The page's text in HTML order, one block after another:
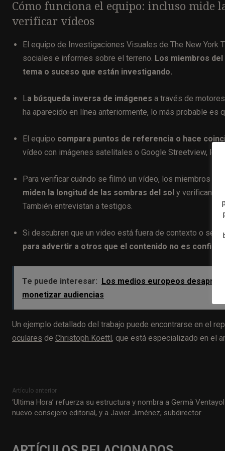
Cómo funciona el equipo: incluso mide
verificar vídeos
El equipo de Investigaciones Visuales de The New
sociales e informes sobre el terreno. Los miembros
tema o suceso que están investigando.
La búsqueda inversa de imágenes a través de
ha aparecido en línea anteriormente, lo más probable es
El equipo compara puntos de referencia o hace
vídeo con imágenes satelitales o Google Streetview, lo
Para verificar cuándo se filmó un vídeo, los miembros
miden la longitud de las sombras del sol y verifican
También entrevistan a testigos.
Si descubren que un video está fuera de contexto o se
para advertir a otros que el contenido no es
Te puede interesar: Los medios europeos
monetizar audiencias
Un ejemplo detallado del trabajo puede encontrarse en el
oculares de Christoph Koettl, que está especializado en el
Artículo anterior
‘Ultima Hora’ refuerza su estructura y nombra a Germà Ventayol
nuevo consejero editorial, y a Javier Jiménez, subdirector